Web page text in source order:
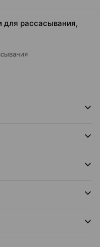
для рассасывания,